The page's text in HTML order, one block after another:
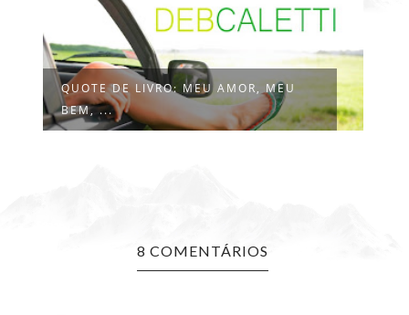
QUOTE DE LIVRO: MEU AMOR, MEU
BEM, ...
8 COMENTÁRIOS